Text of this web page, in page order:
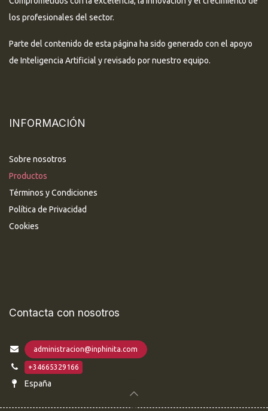
los profesionales del sector.
Parte del contenido de esta página ha sido generado con el apoyo
de Inteligencia Artificial y revisado por nuestro equipo.
INFORMACIÓN
Sobre nosotros
Productos
Términos y Condiciones
Política de Privacidad
Cookies
Contacta con nosotros
administracion@inphinita.com
+34665329166
España